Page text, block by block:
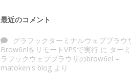
最近のコメント
グラフックターミナルウェブブラウ
Brow6elをリモートVPSで実行 に ター
ラフックウェブブラウザのbrow6el –
matoken's blog より